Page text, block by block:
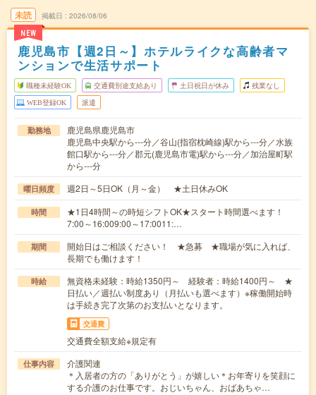
未読
NEW
掲載日 2026/08/06
鹿児島市【週2日～】ホテルライクな高齢者マ
ンションで生活サポート
職種未経験OK 交通費別途支給あり 土日祝日が休み 残業なし
WEB登録OK 派遣
勤務地
鹿児島県鹿児島市
鹿児島中央駅から---分／谷山(指宿枕崎線)駅から---分／水族
館口駅から---分／郡元(鹿児島市電)駅から---分／加治屋町駅
から---分
曜日頻度 週2日～5日OK（月～金） ★土日休みOK
時間
★1日4時間～の時短シフトOK★スタート時間選べます！
7:00～16:009:00～17:0011:…
期間
開始日はご相談ください！ ★急募 ★職場が気に入れば、
長期でも働けます！
時給
無資格未経験：時給1350円～ 経験者：時給1400円～ ★
日払い／週払い制度あり（月払いも選べます）※稼働開始時
は手続き完了次第のお支払いとなります。
交通費
交通費全額支給※規定有
仕事内容
介護関連
＊入居者の方の「ありがとう」が嬉しい＊お年寄りを笑顔に
する介護のお仕事です。おじいちゃん、おばあちゃ…